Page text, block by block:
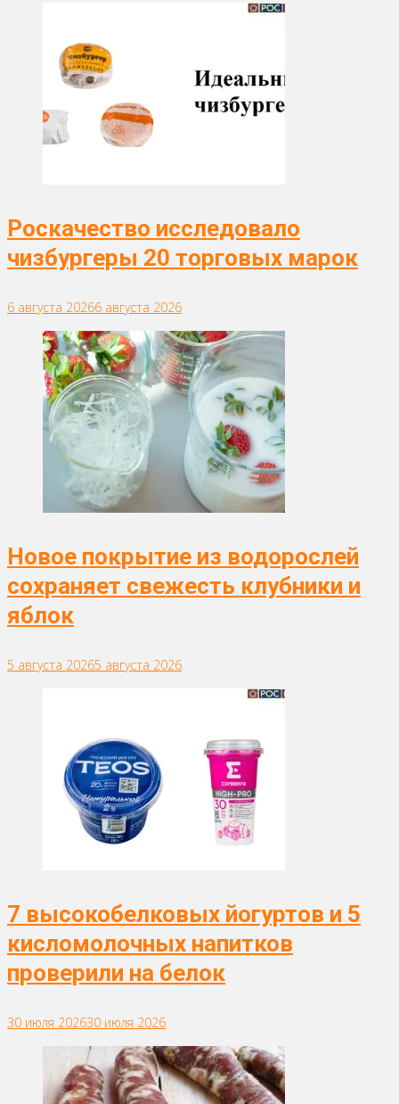
Роскачество исследовало
чизбургеры 20 торговых марок
6 августа 20266 августа 2026
Новое покрытие из водорослей
сохраняет свежесть клубники и
яблок
5 августа 20265 августа 2026
7 высокобелковых йогуртов и 5
кисломолочных напитков
проверили на белок
30 июля 202630 июля 2026